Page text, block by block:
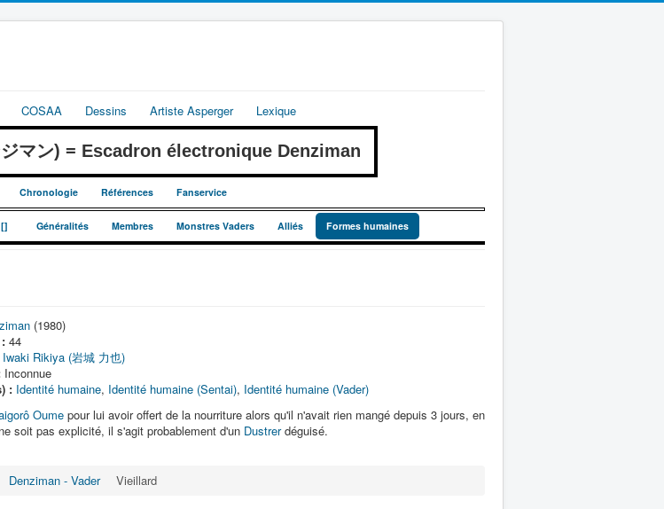
COSAA Dessins Artiste Asperger Lexique
マン) = Escadron électronique Denziman
Chronologie Références Fanservice
[] Généralités Membres Monstres Vaders Alliés Formes humaines
(1980)
44
Iwaki Rikiya (岩城 力也)
Inconnue
: Identité humaine, Identité humaine (Sentai), Identité humaine (Vader)
Oume pour lui avoir offert de la nourriture alors qu'il n'avait rien mangé depuis 3 jours, en
soit pas explicité, il s'agit probablement d'un Dustrerdéguisé.
Denziman - Vader Vieillard